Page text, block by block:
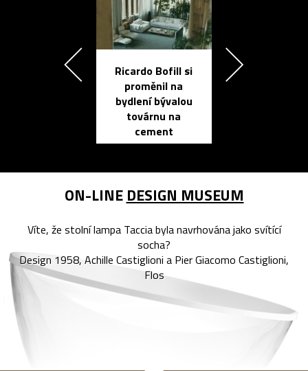
Ricardo Bofill si
proměnil na
bydlení bývalou
továrnu na
cement
ON-LINE DESIGN MUSEUM
Víte, že stolní lampa Taccia byla navrhována jako svítící
socha?
Design 1958, Achille Castiglioni a Pier Giacomo Castiglioni,
Flos